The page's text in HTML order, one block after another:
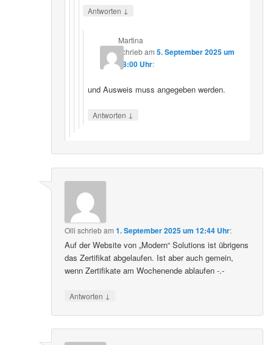
Antworten ↓
Martina
schriebam 5. September 2025 um
18:00 Uhr:
und Ausweis muss angegeben werden.
Antworten ↓
Olli schriebam1. September 2025 um 12:44 Uhr:
Auf der Website von „Modern“ Solutions ist übrigens
das Zertifikat abgelaufen. Ist aber auch gemein,
wenn Zertifikate am Wochenende ablaufen -.-
Antworten ↓